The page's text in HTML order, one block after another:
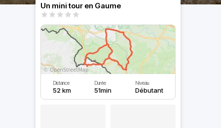
Un mini tour en Gaume
Distance
52 km
Durée
51min
Niveau
Débutant